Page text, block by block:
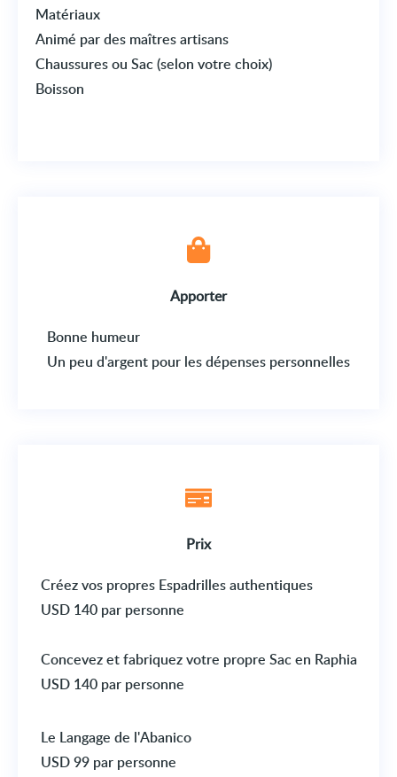
Matériaux
Animé par des maîtres artisans
Chaussures ou Sac (selon votre choix)
Boisson
Apporter
Bonne humeur
Un peu d'argent pour les dépenses personnelles
Prix
Créez vos propres Espadrilles authentiques
USD 140 par personne
Concevez et fabriquez votre propre Sac en Raphia
USD 140 par personne
Le Langage de l'Abanico
USD 99 par personne